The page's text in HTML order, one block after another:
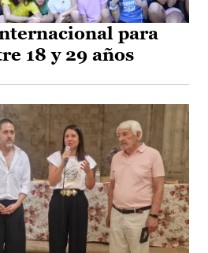
para
18 y 29 años